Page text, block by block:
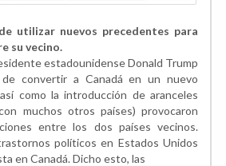
utilizar nuevos precedentes para
su vecino.
estadounidense Donald Trump
convertir a Canadá en un nuevo
como la introducción de aranceles
muchos otros países) provocaron
entre los dos países vecinos.
políticos en Estados Unidos
en Canadá. Dicho esto, las